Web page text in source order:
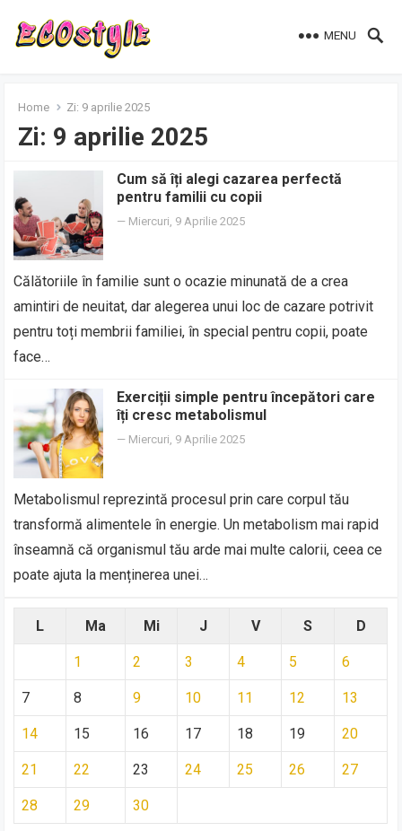
MENU
Home Zi: 9 aprilie 2025
Zi: 9 aprilie 2025
Cum să îți alegi cazarea perfectă
pentru familii cu copii
— Miercuri, 9 Aprilie 2025
Călătoriile în familie sunt o ocazie minunată de a crea
amintiri de neuitat, dar alegerea unui loc de cazare potrivit
pentru toți membrii familiei, în special pentru copii, poate
face…
Exerciții simple pentru începători care
îți cresc metabolismul
— Miercuri, 9 Aprilie 2025
Metabolismul reprezintă procesul prin care corpul tău
transformă alimentele în energie. Un metabolism mai rapid
înseamnă că organismul tău arde mai multe calorii, ceea ce
poate ajuta la menținerea unei…
L Ma Mi J V S D
1 2 3 4 5 6
7 8 9 10 11 12 13
14 15 16 17 18 19 20
21 22 23 24 25 26 27
28 29 30